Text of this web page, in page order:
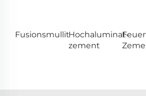
FusionsmullitHochaluminat-
zement